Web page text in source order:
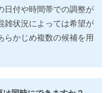
日付や時間帯での調整が
雑状況によっては希望が
らかじめ複数の候補を用